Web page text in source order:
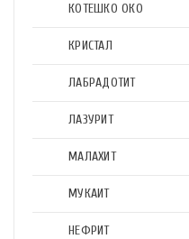
КОТЕШКО ОКО
КРИСТАЛ
ЛАБРАДОТИТ
ЛАЗУРИТ
МАЛАХИТ
МУКАИТ
НЕФРИТ